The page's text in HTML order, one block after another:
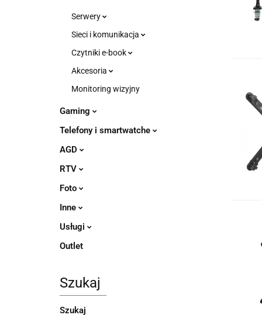
Serwery
Sieci i komunikacja
Czytniki e-book
Akcesoria
Monitoring wizyjny
Gaming
Telefony i smartwatche
AGD
RTV
Foto
Inne
Usługi
Outlet
Szukaj
Szukaj